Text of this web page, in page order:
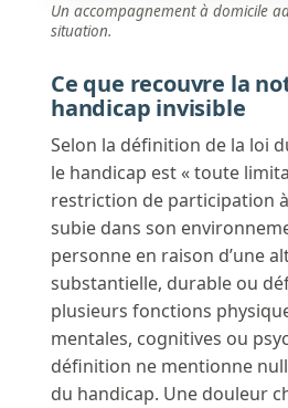
Un accompagnement à domicile
situation.
Ce que recouvre la
handicap invisible
Selon la définition de la loi
le handicap est « toute
restriction de participation
subie dans son
personne en raison d’une
substantielle, durable ou
plusieurs fonctions
mentales, cognitives ou
définition ne mentionne
du handicap. Une douleur